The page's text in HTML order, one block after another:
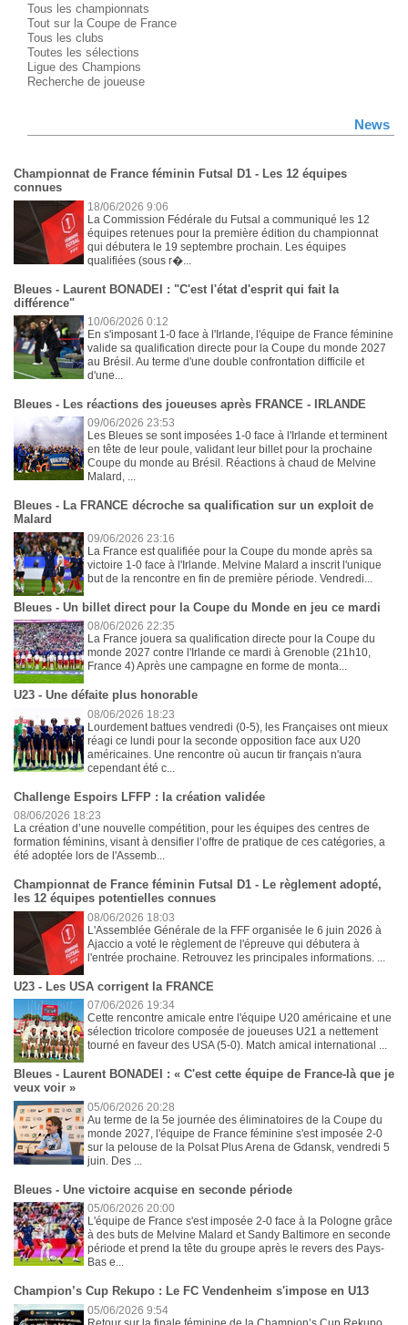
Tous les championnats
Tout sur la Coupe de France
Tous les clubs
Toutes les sélections
Ligue des Champions
Recherche de joueuse
News
Championnat de France féminin Futsal D1 - Les 12 équipes
connues
18/06/2026 9:06
La Commission Fédérale du Futsal a communiqué les 12
équipes retenues pour la première édition du championnat
qui débutera le 19 septembre prochain. Les équipes
qualifiées (sous r�...
Bleues - Laurent BONADEI : "C'est l'état d'esprit qui fait la
différence"
10/06/2026 0:12
En s'imposant 1-0 face à l'Irlande, l'équipe de France féminine
valide sa qualification directe pour la Coupe du monde 2027
au Brésil. Au terme d'une double confrontation difficile et
d'une...
Bleues - Les réactions des joueuses après FRANCE - IRLANDE
09/06/2026 23:53
Les Bleues se sont imposées 1-0 face à l'Irlande et terminent
en tête de leur poule, validant leur billet pour la prochaine
Coupe du monde au Brésil. Réactions à chaud de Melvine
Malard, ...
Bleues - La FRANCE décroche sa qualification sur un exploit de
Malard
09/06/2026 23:16
La France est qualifiée pour la Coupe du monde après sa
victoire 1-0 face à l'Irlande. Melvine Malard a inscrit l'unique
but de la rencontre en fin de première période. Vendredi...
Bleues - Un billet direct pour la Coupe du Monde en jeu ce mardi
08/06/2026 22:35
La France jouera sa qualification directe pour la Coupe du
monde 2027 contre l'Irlande ce mardi à Grenoble (21h10,
France 4) Après une campagne en forme de monta...
U23 - Une défaite plus honorable
08/06/2026 18:23
Lourdement battues vendredi (0-5), les Françaises ont mieux
réagi ce lundi pour la seconde opposition face aux U20
américaines. Une rencontre où aucun tir français n'aura
cependant été c...
Challenge Espoirs LFFP : la création validée
08/06/2026 18:23
La création d’une nouvelle compétition, pour les équipes des centres de
formation féminins, visant à densifier l’offre de pratique de ces catégories, a
été adoptée lors de l'Assemb...
Championnat de France féminin Futsal D1 - Le règlement adopté,
les 12 équipes potentielles connues
08/06/2026 18:03
L'Assemblée Générale de la FFF organisée le 6 juin 2026 à
Ajaccio a voté le règlement de l'épreuve qui débutera à
l'entrée prochaine. Retrouvez les principales informations. ...
U23 - Les USA corrigent la FRANCE
07/06/2026 19:34
Cette rencontre amicale entre l'équipe U20 américaine et une
sélection tricolore composée de joueuses U21 a nettement
tourné en faveur des USA (5-0). Match amical international ...
Bleues - Laurent BONADEI : « C'est cette équipe de France-là que je
veux voir »
05/06/2026 20:28
Au terme de la 5e journée des éliminatoires de la Coupe du
monde 2027, l'équipe de France féminine s'est imposée 2-0
sur la pelouse de la Polsat Plus Arena de Gdansk, vendredi 5
juin. Des ...
Bleues - Une victoire acquise en seconde période
05/06/2026 20:00
L'équipe de France s'est imposée 2-0 face à la Pologne grâce
à des buts de Melvine Malard et Sandy Baltimore en seconde
période et prend la tête du groupe après le revers des Pays-
Bas e...
Champion’s Cup Rekupo : Le FC Vendenheim s'impose en U13
05/06/2026 9:54